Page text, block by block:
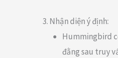
Nhận diện ý định:
Hummingbird
đằng sau truy